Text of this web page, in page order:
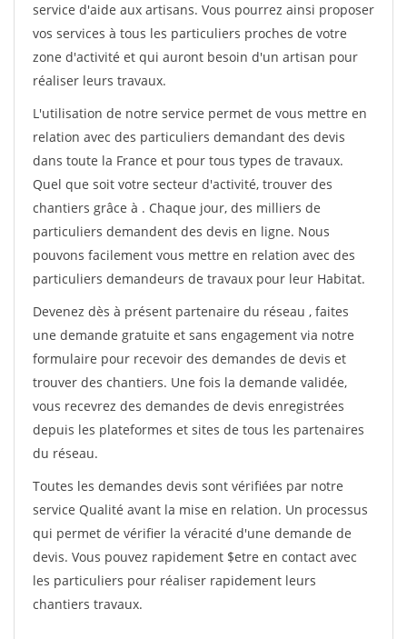
service d'aide aux artisans. Vous pourrez ainsi proposer
vos services à tous les particuliers proches de votre
zone d'activité et qui auront besoin d'un artisan pour
réaliser leurs travaux.
L'utilisation de notre service permet de vous mettre en
relation avec des particuliers demandant des devis
dans toute la France et pour tous types de travaux.
Quel que soit votre secteur d'activité, trouver des
chantiers grâce à . Chaque jour, des milliers de
particuliers demandent des devis en ligne. Nous
pouvons facilement vous mettre en relation avec des
particuliers demandeurs de travaux pour leur Habitat.
Devenez dès à présent partenaire du réseau , faites
une demande gratuite et sans engagement via notre
formulaire pour recevoir des demandes de devis et
trouver des chantiers. Une fois la demande validée,
vous recevrez des demandes de devis enregistrées
depuis les plateformes et sites de tous les partenaires
du réseau.
Toutes les demandes devis sont vérifiées par notre
service Qualité avant la mise en relation. Un processus
qui permet de vérifier la véracité d'une demande de
devis. Vous pouvez rapidement $etre en contact avec
les particuliers pour réaliser rapidement leurs
chantiers travaux.